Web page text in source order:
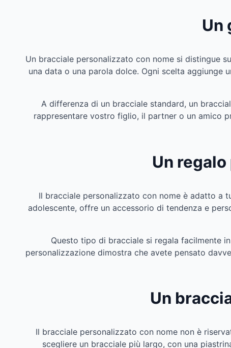
Un
Un bracciale personalizzato con nome si distingue
una data o una parola dolce. Ogni scelta
A differenza di un bracciale standard, un
rappresentare vostro figlio, il partner o un amico
Un
Il bracciale personalizzato con nome è adatto a
adolescente, offre un accessorio di tendenza e
Questo tipo di bracciale si regala facilmente
personalizzazione dimostra che avete pensato
Un
Il bracciale personalizzato con nome non è
scegliere un bracciale più largo, con una